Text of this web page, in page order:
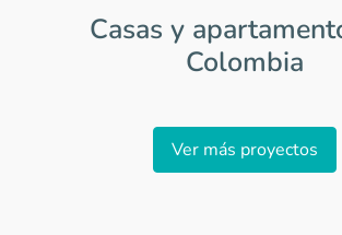
Casas y
Colombia
Ver más proyectos